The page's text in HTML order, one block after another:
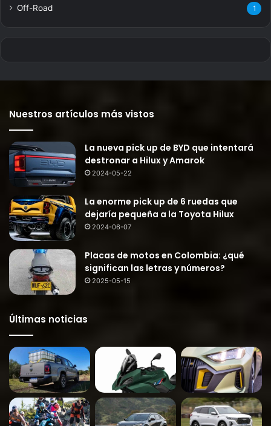
Off-Road 1
Nuestros artículos más vistos
La nueva pick up de BYD que intentará
destronar a Hilux y Amarok
2024-05-22
La enorme pick up de 6 ruedas que
dejaría pequeña a la Toyota Hilux
2024-06-07
Placas de motos en Colombia: ¿qué
significan las letras y números?
2025-05-15
Últimas noticias